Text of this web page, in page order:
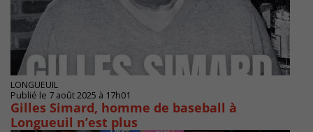
LONGUEUIL
Publié le 7 août 2025 à 17h01
Gilles Simard, homme de baseball à
Longueuil n’est plus